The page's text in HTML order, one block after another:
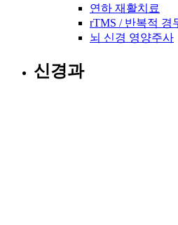
연하 재활치료
rTMS / 반복적 경
뇌 신경 영양주사
신경과